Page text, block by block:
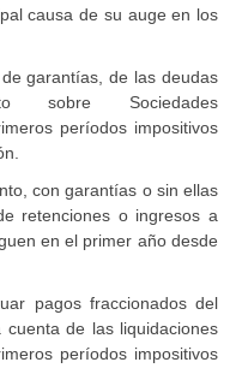
causa de su auge en los
garantías, de las deudas
sobre Sociedades
períodos impositivos
con garantías o sin ellas
retenciones o ingresos a
en el primer año desde
pagos fraccionados del
de las liquidaciones
períodos impositivos